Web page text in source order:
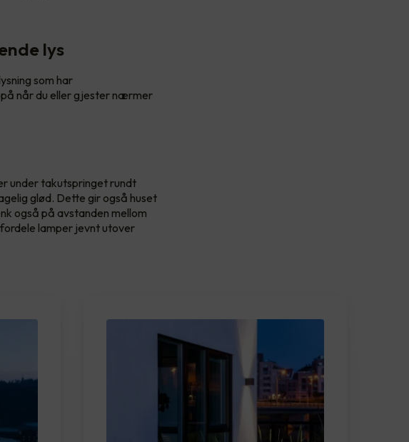
lys
som har
når du eller gjester nærmer
under takutspringet rundt
glød. Dette gir også huset
også på avstanden mellom
lamper jevnt utover